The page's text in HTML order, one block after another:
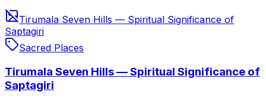
Tirumala Seven Hills — Spiritual Significance of
Saptagiri
Sacred Places
Tirumala Seven Hills — Spiritual Significance of
Saptagiri